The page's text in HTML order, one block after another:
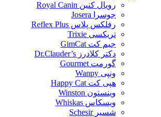
رویال کنین Royal Canin
جوسرا Josera
رفلکس پلاس Reflex Plus
تریکسی Trixie
جیم کت GimCat
دکتر کلادرز Dr.Clauder’s
گورمت Gourmet
ونپی Wanpy
هپی کت Happy Cat
وینستون Winston
ویسکاس Whiskas
شسیر Schesir